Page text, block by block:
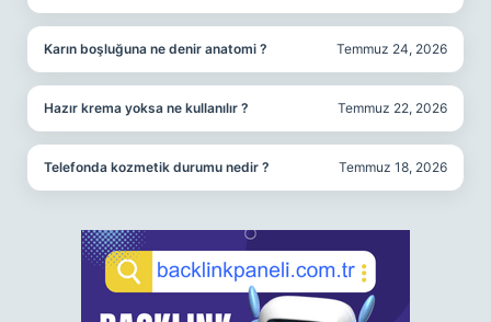
Karın boşluğuna ne denir anatomi ? Temmuz 24, 2026
Hazır krema yoksa ne kullanılır ? Temmuz 22, 2026
Telefonda kozmetik durumu nedir ? Temmuz 18, 2026